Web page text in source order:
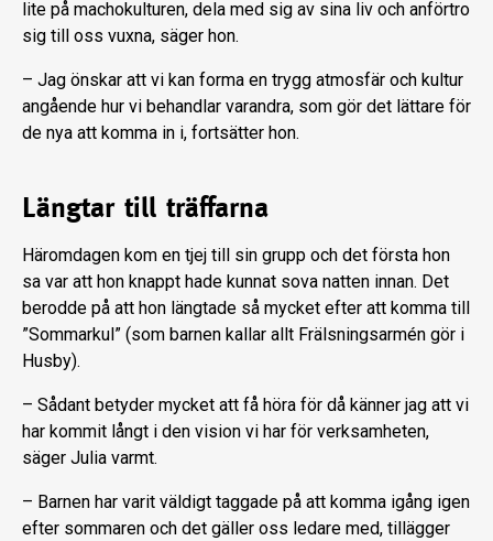
lite på machokulturen, dela med sig av sina liv och anförtro
sig till oss vuxna, säger hon.
– Jag önskar att vi kan forma en trygg atmosfär och kultur
angående hur vi behandlar varandra, som gör det lättare för
de nya att komma in i, fortsätter hon.
Längtar till träffarna
Häromdagen kom en tjej till sin grupp och det första hon
sa var att hon knappt hade kunnat sova natten innan. Det
berodde på att hon längtade så mycket efter att komma till
”Sommarkul” (som barnen kallar allt Frälsningsarmén gör i
Husby).
– Sådant betyder mycket att få höra för då känner jag att vi
har kommit långt i den vision vi har för verksamheten,
säger Julia varmt.
– Barnen har varit väldigt taggade på att komma igång igen
efter sommaren och det gäller oss ledare med, tillägger